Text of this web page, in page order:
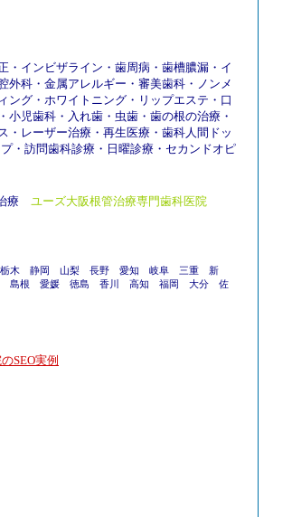
・ インビザライン ・ 歯周病 ・ 歯槽膿漏・ イ
外科・ 金属アレルギー ・ 審美歯科・ ノンメ
ング・ ホワイトニング・ リップエステ ・ 口
小児歯科・ 入れ歯・ 虫歯・ 歯の根の治療・
・ レーザー治療・ 再生医療・ 歯科人間ドッ
・ 訪問歯科診療・ 日曜診療・ セカンドオピ
療 ユーズ大阪根管治療専門歯科医院
栃木 静岡 山梨 長野 愛知 岐阜 三重
新
島根 愛媛 徳島 香川 高知 福岡 大分
佐
SEO実例